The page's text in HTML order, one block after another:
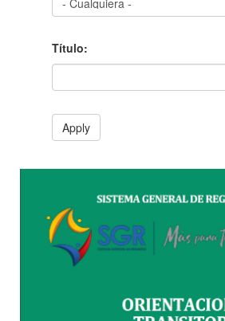
Título:
Apply